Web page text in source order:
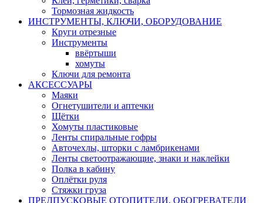
Тормозная жидкость
ИНСТРУМЕНТЫ, КЛЮЧИ, ОБОРУДОВАНИЕ
Круги отрезные
Инструменты
ввёртыши
хомуты
Ключи для ремонта
АКСЕССУАРЫ
Маяки
Огнетушители и аптечки
Щётки
Хомуты пластиковые
Ленты спиральные гофры
Авточехлы, шторки с ламбрикенами
Ленты светоотражающие, знаки и наклейки
Полка в кабину
Оплётки руля
Cтяжки груза
ПРЕДПУСКОВЫЕ ОТОПИТЕЛИ, ОБОГРЕВАТЕЛИ